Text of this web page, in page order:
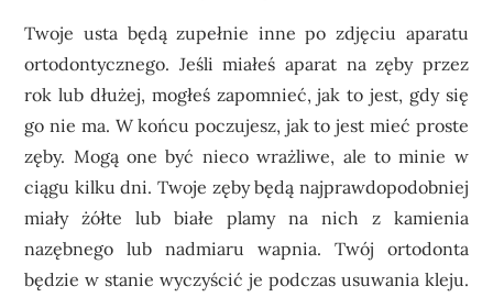
Twoje usta będą zupełnie inne po zdjęciu aparatu
ortodontycznego. Jeśli miałeś aparat na zęby przez
rok lub dłużej, mogłeś zapomnieć, jak to jest, gdy się
go nie ma. W końcu poczujesz, jak to jest mieć proste
zęby. Mogą one być nieco wrażliwe, ale to minie w
ciągu kilku dni. Twoje zęby będą najprawdopodobniej
miały żółte lub białe plamy na nich z kamienia
nazębnego lub nadmiaru wapnia. Twój ortodonta
będzie w stanie wyczyścić je podczas usuwania kleju.